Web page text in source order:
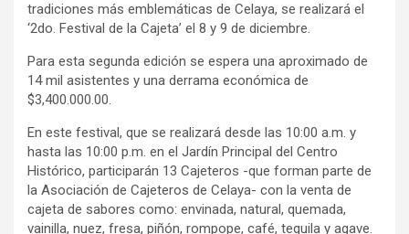
tradiciones más emblemáticas de Celaya, se realizará el
‘2do. Festival de la Cajeta’ el 8 y 9 de diciembre.
Para esta segunda edición se espera una aproximado de
14 mil asistentes y una derrama económica de
$3,400.000.00.
En este festival, que se realizará desde las 10:00 a.m. y
hasta las 10:00 p.m. en el Jardín Principal del Centro
Histórico, participarán 13 Cajeteros -que forman parte de
la Asociación de Cajeteros de Celaya- con la venta de
cajeta de sabores como: envinada, natural, quemada,
vainilla, nuez, fresa, piñón, rompope, café, tequila y agave.